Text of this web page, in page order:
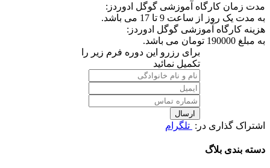
مدت زمان کارگاه آموزشی گوگل ادوردز:
به مدت یک روز از ساعت 9 تا 17 می باشد.
هزینه کارگاه آموزشی گوگل ادوردز:
به مبلغ 190000 تومان می باشد.
برای رزرو این دوره فرم زیر را
تکمیل نمائید
ارسال
اشتراک گذاری در: تلگرام
دسته بندی بلاگ